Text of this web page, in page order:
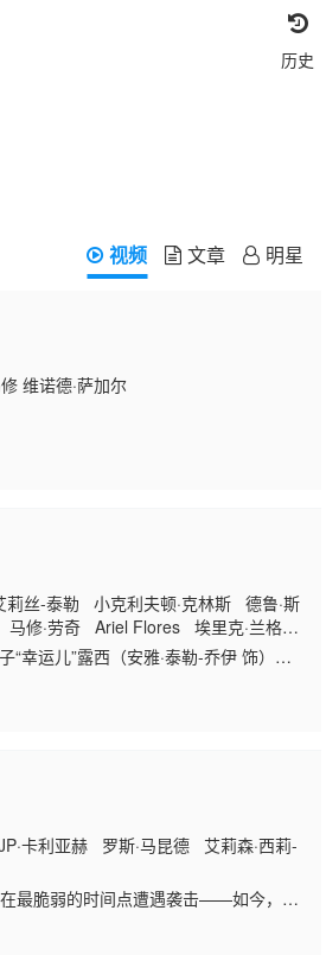
历史
视频 文章 明星
维诺德·萨加尔
丝-泰勒 小克利夫顿·克林斯 德鲁·斯
修·劳奇 Ariel Flores 埃里克·兰格
莱尔·法尔科内 蒂莫西 E.古德温 尤
运儿”露西（安雅·泰勒-乔伊 饰）在
卡利亚赫 罗斯·马昆德 艾莉森·西莉-
最脆弱的时间点遭遇袭击——如今，